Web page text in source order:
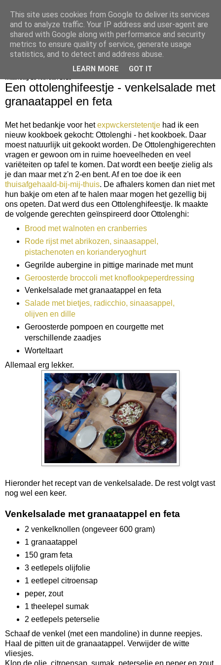
bijna net zo lekker als thuis
Een ottolenghifeestje - venkelsalade met
granaatappel en feta
Met het bedankje voor hetexpwckerstetentje had ik een
nieuw kookboek gekocht: Ottolenghi - het kookboek. Daar
moest natuurlijk uit gekookt worden. De Ottolenghigerechten
vragen er gewoon om in ruime hoeveelheden en veel
variëteiten op tafel te komen. Dat wordt een beetje zielig als
je dan maar met z'n 2-en bent. Af en toe doe ik een
thuisafgehaald-bij-mij-thuis. De afhalers komen dan niet met
hun bakje om eten af te halen maar mogen het gezellig bij
ons opeten. Dat werd dus een Ottolenghifeestje. Ik maakte
de volgende gerechten geïnspireerd door Ottolenghi:
Brood met walnoten en cranberries
Rode rijst met abrikozen, sinaasappel,
pistachenoten en korianderyoghurt
Gegrilde aubergine in pittige marinade met munt
Geroosterde broccoli met knoflookpeperdressing
Venkelsalade met granaatappel en feta
Salade met bietjes, radicchio, sinaasappel,
olijven en dille
Geroosterde pompoen en courgette met
verschillende zaadjes
Worteltaart
Allemaal erg lekker.
Hieronder het recept van de venkelsalade. De rest volgt vast
nog wel een keer.
Venkelsalade met granaatappel en feta
2 venkelknollen (ongeveer 600 gram)
1 granaatappel
150 gram feta
3 eetlepels olijfolie
1 eetlepel citroensap
peper, zout
1 theelepel sumak
2 eetlepels peterselie
Schaaf de venkel (met een mandoline) in dunne reepjes.
Haal de pitten uit de granaatappel. Verwijder de witte
vliesjes.
Klop de olie, citroensap, sumak, peterselie en peper en zout
This site uses cookies from Google to deliver its services
and to analyze traffic. Your IP address and user-agent are
shared with Google along with performance and security
metrics to ensure quality of service, generate usage
statistics, and to detect and address abuse.
LEARN MORE GOT IT